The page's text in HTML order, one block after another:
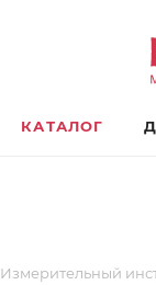
КАТАЛОГ
Измерительный